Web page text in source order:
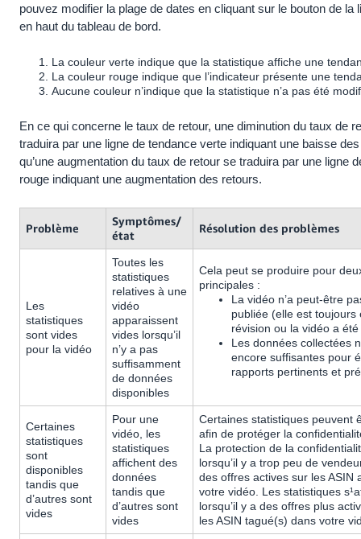
pouvez modifier la plage de dates en cliquant sur le bouton de la
en haut du tableau de bord.
La couleur verte indique que la statistique affiche une
La couleur rouge indique que l’indicateur présente une
Aucune couleur n’indique que la statistique n’a pas été
En ce qui concerne le taux de retour, une diminution du taux de
traduira par une ligne de tendance verte indiquant une baisse
qu’une augmentation du taux de retour se traduira par une ligne
rouge indiquant une augmentation des retours.
Problème
Symptômes/
état
Résolution des problèmes
Les
statistiques
sont vides
pour la vidéo
Toutes les
statistiques
relatives à une
vidéo
apparaissent
vides lorsqu’il
n’y a pas
suffisamment
de données
disponibles
Cela peut se produire pour
principales :
La vidéo n’a peut-être
publiée (elle est toujours
révision ou la vidéo a
Les données collectées
encore suffisantes pour
rapports pertinents et
Certaines
statistiques
sont
disponibles
tandis que
d’autres sont
vides
Pour une
vidéo, les
statistiques
affichent des
données
tandis que
d’autres sont
vides
Certaines statistiques peuvent
afin de protéger la
La protection de la
lorsqu’il y a trop peu de
des offres actives sur les ASIN
votre vidéo. Les statistiques
lorsqu’il y a des offres plus
les ASIN tagué(s) dans votre